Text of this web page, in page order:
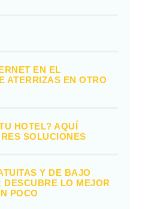
EN EL
ATERRIZAS EN OTRO
HOTEL? AQUÍ
SOLUCIONES
Y DE BAJO
LO MEJOR
POCO